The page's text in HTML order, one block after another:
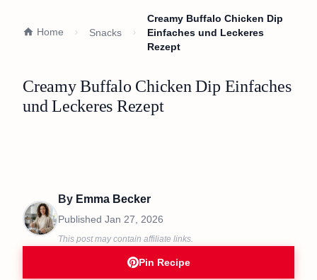
Home Snacks
Creamy Buffalo Chicken Dip
Einfaches und Leckeres
Rezept
Creamy Buffalo Chicken Dip Einfaches
und Leckeres Rezept
By Emma Becker
Published Jan 27, 2026
This post may contain affiliate links.
Pin Recipe